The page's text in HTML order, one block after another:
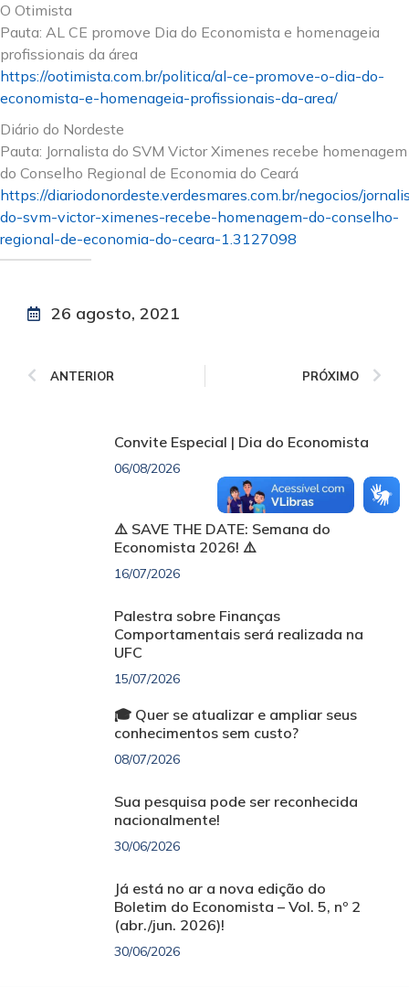
O Otimista
Pauta: AL CE promove Dia do Economista e homenageia
profissionais da área
https://ootimista.com.br/politica/al-ce-promove-o-dia-do-
economista-e-homenageia-profissionais-da-area/
Diário do Nordeste
Pauta: Jornalista do SVM Victor Ximenes recebe homenagem
do Conselho Regional de Economia do Ceará
https://diariodonordeste.verdesmares.com.br/negocios/
do-svm-victor-ximenes-recebe-homenagem-do-conselho-
regional-de-economia-do-ceara-1.3127098
26 agosto, 2021
ANTERIOR PRÓXIMO
Convite Especial | Dia do Economista
06/08/2026
⚠️ SAVE THE DATE: Semana do
Economista 2026! ⚠️
16/07/2026
Palestra sobre Finanças
Comportamentais será realizada na
UFC
15/07/2026
🎓 Quer se atualizar e ampliar seus
conhecimentos sem custo?
08/07/2026
Sua pesquisa pode ser reconhecida
nacionalmente!
30/06/2026
Já está no ar a nova edição do
Boletim do Economista – Vol. 5, nº 2
(abr./jun. 2026)!
30/06/2026